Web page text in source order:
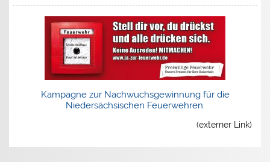
Kampagne zur Nachwuchsgewinnung für die
Niedersächsischen Feuerwehren.
(externer Link)